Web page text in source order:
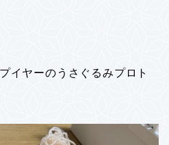
イヤーのうさぐるみプロト